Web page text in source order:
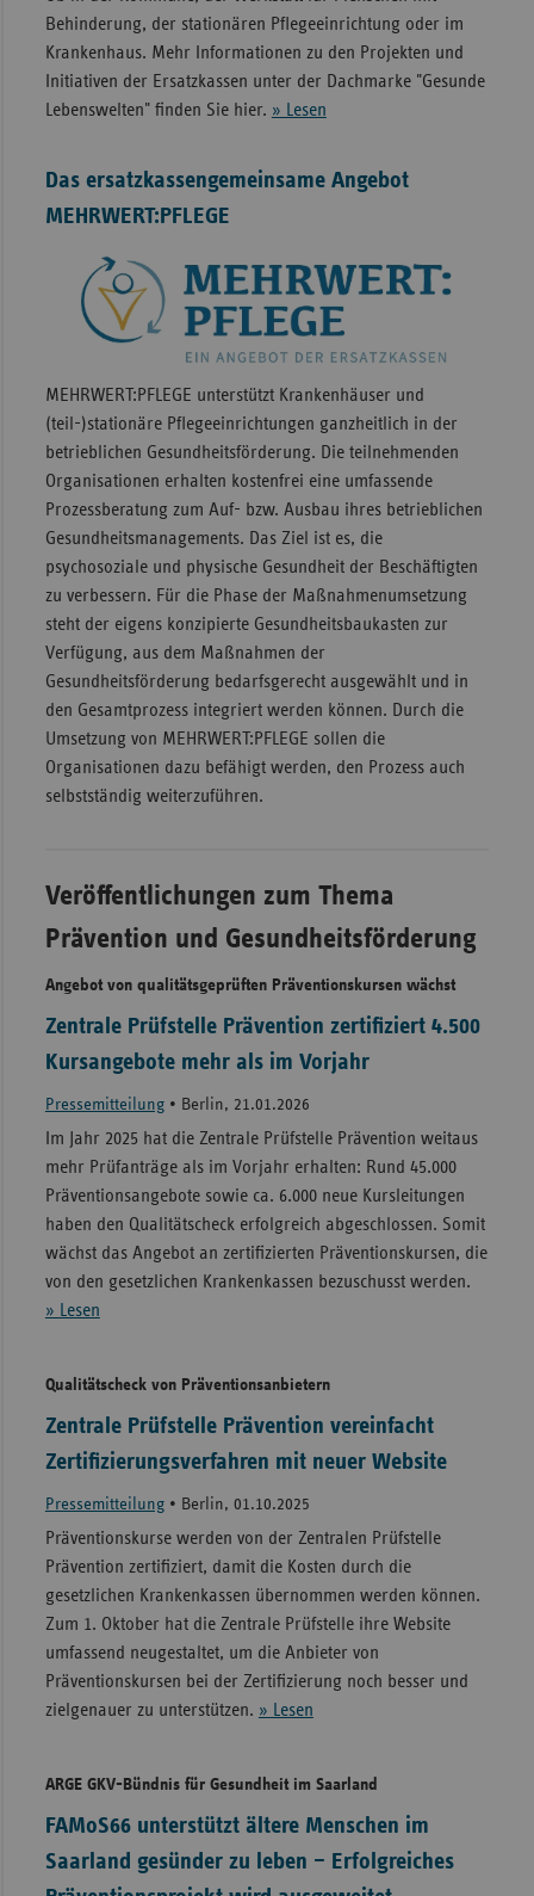
Behinderung, der stationären Pflege­einrichtung oder im
Kranken­haus. Mehr Informationen zu den Projekten und
Initiativen der Ersatzkassen unter der Dachmarke "Gesunde
Lebenswelten" finden Sie hier. » Lesen
Das ersatzkassengemeinsame Angebot
MEHRWERT:PFLEGE
MEHRWERT:PFLEGE unterstützt Krankenhäuser und
(teil-)stationäre Pflegeeinrichtungen ganzheitlich in der
betrieblichen Gesundheitsförderung. Die teilnehmenden
Organisationen erhalten kostenfrei eine umfassende
Prozessberatung zum Auf- bzw. Ausbau ihres betrieblichen
Gesundheitsmanagements. Das Ziel ist es, die
psychosoziale und physische Gesundheit der Beschäftigten
zu verbessern. Für die Phase der Maßnahmenumsetzung
steht der eigens konzipierte Gesundheitsbaukasten zur
Verfügung, aus dem Maßnahmen der
Gesundheitsförderung bedarfsgerecht ausgewählt und in
den Gesamtprozess integriert werden können. Durch die
Umsetzung von MEHRWERT:PFLEGE sollen die
Organisationen dazu befähigt werden, den Prozess auch
selbstständig weiterzuführen.
Veröffentlichungen zum Thema
Prävention und Gesundheitsförderung
Angebot von qualitätsgeprüften Präventionskursen wächst
Zentrale Prüfstelle Prävention zertifiziert 4.500
Kursangebote mehr als im Vorjahr
Pressemitteilung• Berlin, 21.01.2026
Im Jahr 2025 hat die Zentrale Prüfstelle Prävention weitaus
mehr Prüfanträge als im Vorjahr erhalten: Rund 45.000
Präventionsangebote sowie ca. 6.000 neue Kursleitungen
haben den Qualitätscheck erfolgreich abgeschlossen. Somit
wächst das Angebot an zertifizierten Präventionskursen, die
von den gesetzlichen Krankenkassen bezuschusst werden.
» Lesen
Qualitätscheck von Präventionsanbietern
Zentrale Prüfstelle Prävention vereinfacht
Zertifizierungsverfahren mit neuer Website
Pressemitteilung• Berlin, 01.10.2025
Präventionskurse werden von der Zentralen Prüfstelle
Prävention zertifiziert, damit die Kosten durch die
gesetzlichen Krankenkassen übernommen werden können.
Zum 1. Oktober hat die Zentrale Prüfstelle ihre Website
umfassend neugestaltet, um die Anbieter von
Präventionskursen bei der Zertifizierung noch besser und
zielgenauer zu unterstützen. » Lesen
ARGE GKV-Bündnis für Gesundheit im Saarland
FAMoS66 unterstützt ältere Menschen im
Saarland gesünder zu leben – Erfolgreiches